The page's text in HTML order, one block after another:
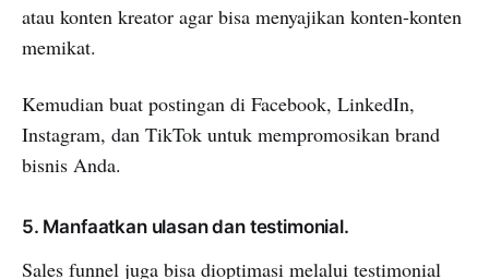
atau konten kreator agar bisa menyajikan konten-konten
memikat.
Kemudian buat postingan di Facebook, LinkedIn,
Instagram, dan TikTok untuk mempromosikan brand
bisnis Anda.
5. Manfaatkan ulasan dan testimonial.
Sales funnel juga bisa dioptimasi melalui testimonial